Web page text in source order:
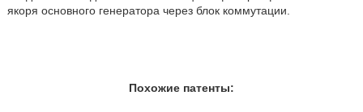
якоря основного генератора через блок коммутации.
Похожие патенты: